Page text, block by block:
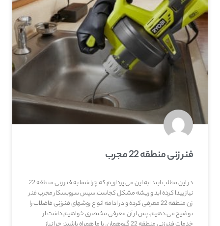
فنر زنی منطقه 22 مجرب
در این مطلب ابتدا به این می پردازیم که چرا شما به فنر زنی منطقه 22
نیاز پیدا کرده اید و ریشه مشکل کجاست.سپس سرویسکار مجرب فنر
زن منطقه 22 معرفی کرده و در ادامه انواع روشهای فنرزنی فاضلاب را
توضیح می دهیم. پس از آن معرفی مختصری خواهیم داشت از